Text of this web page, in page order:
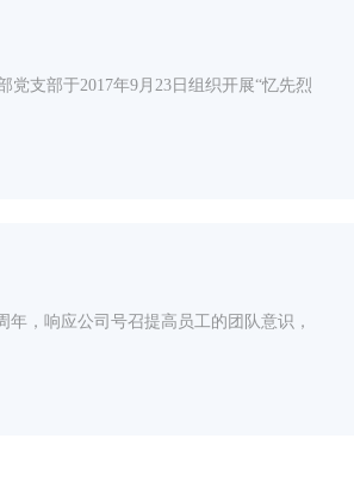
支部于2017年9月23日组织开展“忆先烈
，响应公司号召提高员工的团队意识，